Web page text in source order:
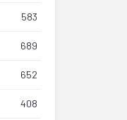
583
689
652
408